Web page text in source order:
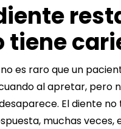
tiene
no es raro que un
al apretar, pero
El diente
muchas veces,